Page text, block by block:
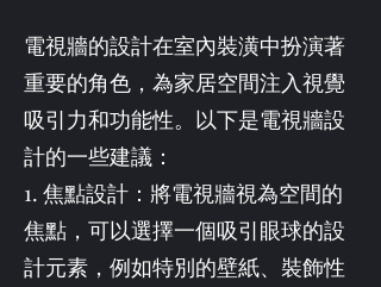
電視牆的設計在室內裝潢中扮演著
重要的角色，為家居空間注入視覺
吸引力和功能性。以下是電視牆設
計的一些建議：
1. 焦點設計：將電視牆視為空間的
焦點，可以選擇一個吸引眼球的設
計元素，例如特別的壁紙、裝飾性